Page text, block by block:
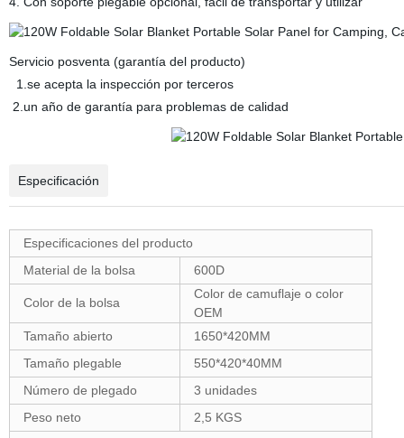
Servicio posventa (garantía del producto)
1.se acepta la inspección por terceros
2.un año de garantía para problemas de calidad
Especificación
Especificaciones del producto
Material de la bolsa
600D
Color de la bolsa
Color de camuflaje o color
OEM
Tamaño abierto
1650*420MM
Tamaño plegable
550*420*40MM
Número de plegado
3 unidades
Peso neto
2,5 KGS